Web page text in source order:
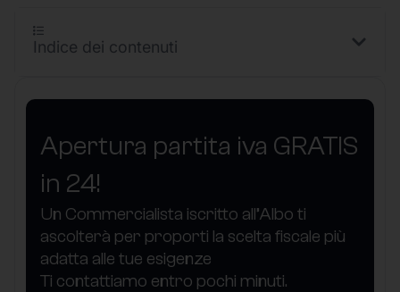
Apertura partita iva GRATIS
in 24!
Un Commercialista iscritto all’Albo ti
ascolterà per proporti la scelta fiscale più
adatta alle tue esigenze
Ti contattiamo entro pochi minuti.
Indice dei contenuti